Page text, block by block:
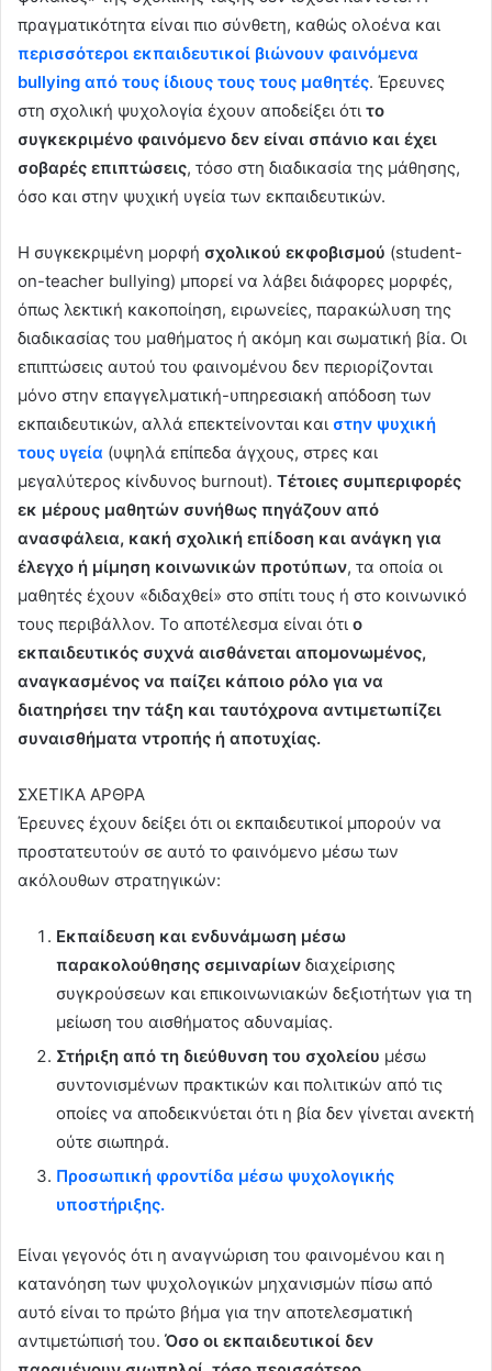
πραγματικότητα είναι πιο σύνθετη, καθώς ολοένα και
περισσότεροι εκπαιδευτικοί βιώνουν φαινόμενα
bullying από τους ίδιους τους τους μαθητές. Έρευνες
στη σχολική ψυχολογία έχουν αποδείξει ότι το
συγκεκριμένο φαινόμενο δεν είναι σπάνιο και έχει
σοβαρές επιπτώσεις, τόσο στη διαδικασία της μάθησης,
όσο και στην ψυχική υγεία των εκπαιδευτικών.
Η συγκεκριμένη μορφή σχολικού εκφοβισμού (student-
on-teacher bullying) μπορεί να λάβει διάφορες μορφές,
όπως λεκτική κακοποίηση, ειρωνείες, παρακώλυση της
διαδικασίας του μαθήματος ή ακόμη και σωματική βία. Οι
επιπτώσεις αυτού του φαινομένου δεν περιορίζονται
μόνο στην επαγγελματική-υπηρεσιακή απόδοση των
εκπαιδευτικών, αλλά επεκτείνονται και στην ψυχική
τους υγεία (υψηλά επίπεδα άγχους, στρες και
μεγαλύτερος κίνδυνος burnout). Τέτοιες συμπεριφορές
εκ μέρους μαθητών συνήθως πηγάζουν από
ανασφάλεια, κακή σχολική επίδοση και ανάγκη για
έλεγχο ή μίμηση κοινωνικών προτύπων, τα οποία οι
μαθητές έχουν «διδαχθεί» στο σπίτι τους ή στο κοινωνικό
τους περιβάλλον. Το αποτέλεσμα είναι ότι ο
εκπαιδευτικός συχνά αισθάνεται απομονωμένος,
αναγκασμένος να παίζει κάποιο ρόλο για να
διατηρήσει την τάξη και ταυτόχρονα αντιμετωπίζει
συναισθήματα ντροπής ή αποτυχίας.
ΣΧΕΤΙΚΑ ΑΡΘΡΑ
Έρευνες έχουν δείξει ότι οι εκπαιδευτικοί μπορούν να
προστατευτούν σε αυτό το φαινόμενο μέσω των
ακόλουθων στρατηγικών:
Εκπαίδευση και ενδυνάμωση μέσω
παρακολούθησης σεμιναρίων διαχείρισης
συγκρούσεων και επικοινωνιακών δεξιοτήτων για τη
μείωση του αισθήματος αδυναμίας.
Στήριξη από τη διεύθυνση του σχολείου μέσω
συντονισμένων πρακτικών και πολιτικών από τις
οποίες να αποδεικνύεται ότι η βία δεν γίνεται ανεκτή
ούτε σιωπηρά.
Προσωπική φροντίδα μέσω ψυχολογικής
υποστήριξης.
Είναι γεγονός ότι η αναγνώριση του φαινομένου και η
κατανόηση των ψυχολογικών μηχανισμών πίσω από
αυτό είναι το πρώτο βήμα για την αποτελεσματική
αντιμετώπισή του. Όσο οι εκπαιδευτικοί δεν